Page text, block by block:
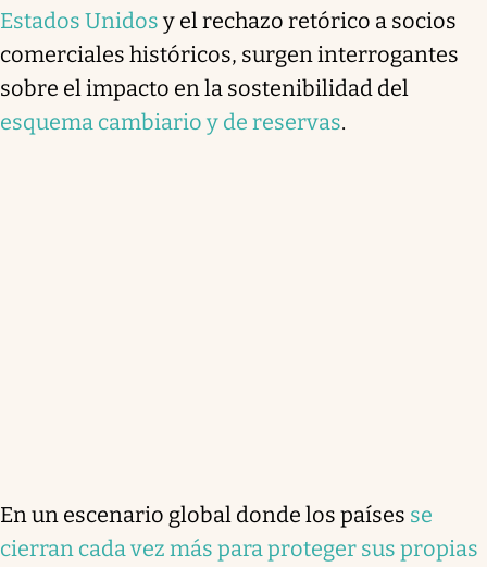
Estados Unidos y el rechazo retórico a socios
comerciales históricos, surgen interrogantes
sobre el impacto en la sostenibilidad del
esquema cambiario y de reservas.
En un escenario global donde los países se
cierran cada vez más para proteger sus propias